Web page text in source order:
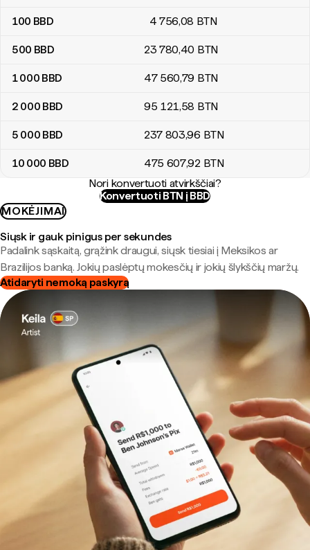
100 BBD 4 756,08 BTN
500 BBD 23 780,40 BTN
1 000 BBD 47 560,79 BTN
2 000 BBD 95 121,58 BTN
5 000 BBD 237 803,96 BTN
10 000 BBD 475 607,92 BTN
Nori konvertuoti atvirkščiai?
Konvertuoti BTN į BBD
MOKĖJIMAI
Siųsk ir gauk pinigus per sekundes
Padalink sąskaitą, grąžink draugui, siųsk tiesiai į Meksikos ar
Brazilijos banką. Jokių paslėptų mokesčių ir jokių šlykščių maržų.
Atidaryti nemoką paskyrą